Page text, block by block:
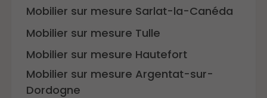
Mobilier sur mesure Sarlat-la-Canéda
Mobilier sur mesure Tulle
Mobilier sur mesure Hautefort
Mobilier sur mesure Argentat-sur-
Dordogne